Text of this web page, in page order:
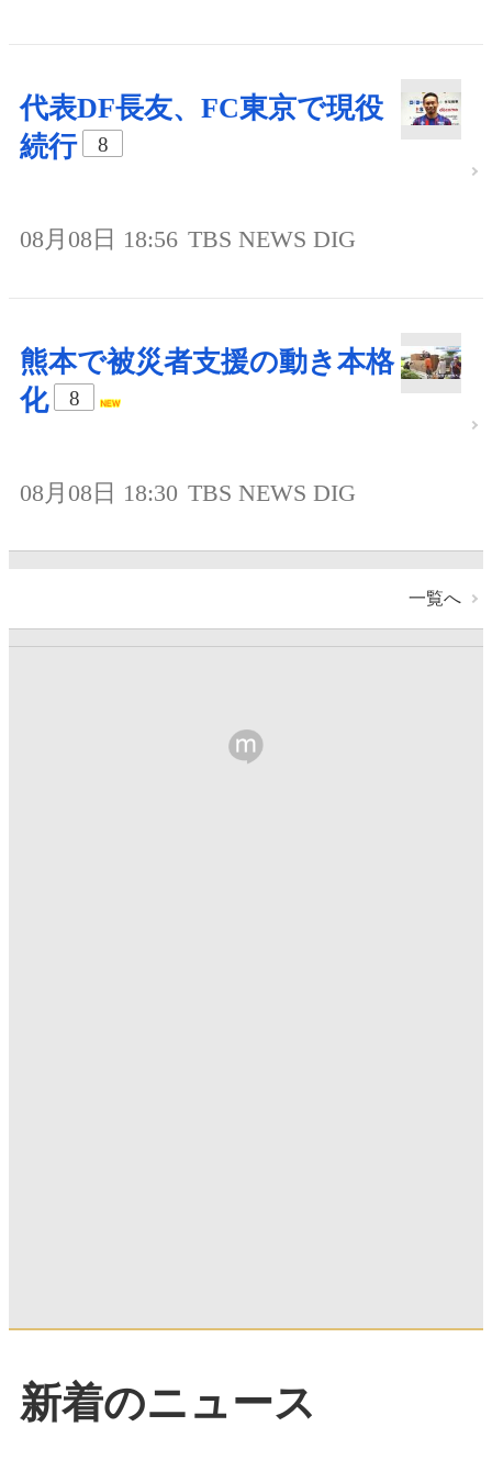
代表DF長友、FC東京で現役
続行
8
08月08日 18:56 TBS NEWS DIG
熊本で被災者支援の動き本格
化
8
08月08日 18:30 TBS NEWS DIG
一覧へ
新着のニュース